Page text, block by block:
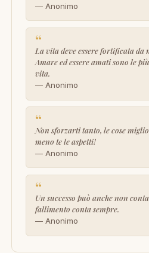
— Anonimo
“
La vita deve essere fortificata da
Amare ed essere amati sono le
vita.
— Anonimo
“
Non sforzarti tanto, le cose
meno te le aspetti!
— Anonimo
“
Un successo può anche non
fallimento conta sempre.
— Anonimo